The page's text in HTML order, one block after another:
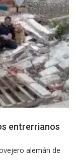
entrerrianos
alemán de